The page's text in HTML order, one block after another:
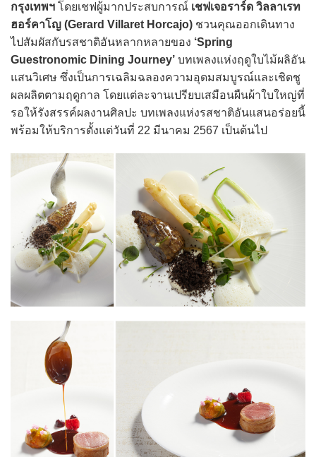
กรุงเทพฯ โดยเชฟผู้มากประสบการณ์ เชฟเจอราร์ด วิลลาเรท
ฮอร์คาโญ (Gerard Villaret Horcajo) ชวนคุณออกเดินทาง
ไปสัมผัสกับรสชาติอันหลากหลายของ ‘Spring
Guestronomic Dining Journey’ บทเพลงแห่งฤดูใบไม้ผลิอัน
แสนวิเศษ ซึ่งเป็นการเฉลิมฉลองความอุดมสมบูรณ์และเชิดชู
ผลผลิตตามฤดูกาล โดยแต่ละจานเปรียบเสมือนผืนผ้าใบใหญ่ที่
รอให้รังสรรค์ผลงานศิลปะ บทเพลงแห่งรสชาติอันแสนอร่อยนี้
พร้อมให้บริการตั้งแต่วันที่ 22 มีนาคม 2567 เป็นต้นไป